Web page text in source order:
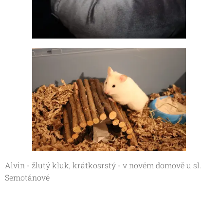
Alvin - žlutý kluk, krátkosrstý - v novém domově u sl.
Semotánové